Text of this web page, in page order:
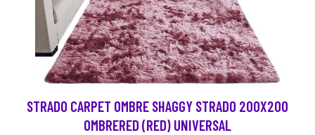
STRADO CARPET OMBRE SHAGGY STRADO 200X200
OMBRERED (RED) UNIVERSAL